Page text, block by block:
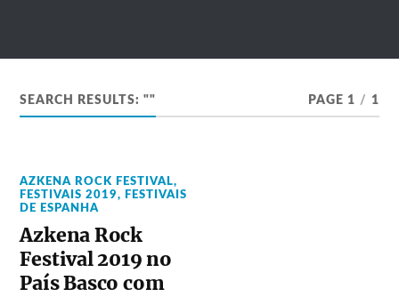
SEARCH RESULTS: "" PAGE 1 / 1
AZKENA ROCK FESTIVAL,
FESTIVAIS 2019,
FESTIVAIS
DE ESPANHA
Azkena Rock
Festival 2019 no
País Basco com